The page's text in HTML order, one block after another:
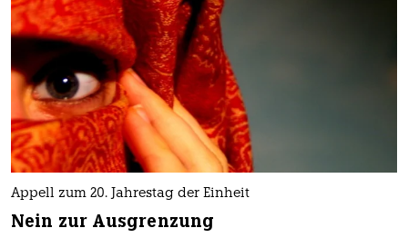
Appell zum 20. Jahrestag der Einheit
Nein zur Ausgrenzung